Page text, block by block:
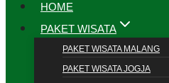
HOME
PAKET WISATA
PAKET WISATA MALANG
PAKET WISATA JOGJA